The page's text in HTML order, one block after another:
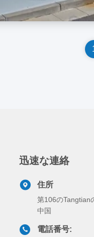
迅速な連絡
住所
第106のTangtian
中国
電話番号: